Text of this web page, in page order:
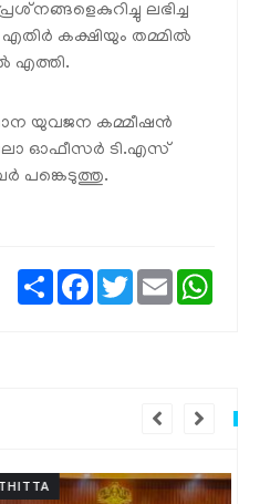
ലഭിച്ച
കക്ഷിയും തമ്മില്‍
എത്തി.
യുവജന കമ്മീഷന്‍
ഓഫീസര്‍ ടി.എസ്
പങ്കെടുത്തു.
ShareFacebook
TwitterEmail